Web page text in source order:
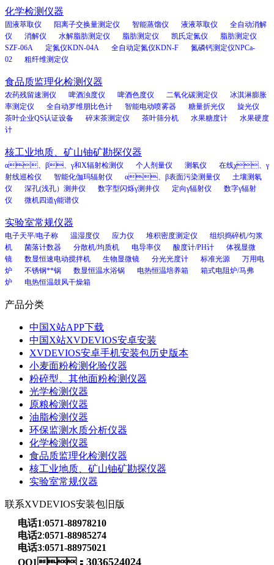
化学检测仪器
固液萃取仪 阳离子交换量测定仪 智能蒸馏仪 液液萃取仪
全自动消解
仪
消解仪 水解脂肪测定仪 脂肪测定仪 凯氏定氮仪
脂肪测定仪
SZF-06A
定氮仪KDN-04A 全自动定氮仪KDN-F
氮磷钙测定仪NPCa-
02
粗纤维测定仪
食品质监理化检测仪器
农药残留速测仪 啤酒浊度仪 啤酒色度仪 二氧化碳测定仪
冰淇淋膨胀
率测定仪
全自动罗维朋比色计 智能电动喷雾器 糖量折光仪
旋光仪
茶叶企业QS认证设备
碎末茶测定仪 茶叶筛分机 水果糖度计
水果硬度
计
核工业地质、矿山铀矿勘探仪器
α、β、γ和X辐射检测仪 个人剂量仪 测氡仪
在线χ、γ
射线巡检仪
智能化伽玛辐射仪 α、β表面污染测量仪
土壤测氡
仪
深孔(浅孔）测井仪 数字型闪烁γ测井仪 定向γ辐射仪
数字γ辐射
仪
微机四道γ能谱仪
实验室常规仪器
电子天平/电子称 温湿度仪 应力仪 堆积密度测定仪
组织捣碎机/匀浆
机
菌落计数器 分散机/均质机 电导率仪 酸度计/PH计
体视显微
镜
数显恒速电动搅拌机 生物显微镜 分光光度计 标准光源
万用电
炉
不锈钢**锅 数显恒温水浴锅 电热恒温培养箱
箱式电阻炉/马弗
炉
电热恒温鼓风干燥箱
产品分类
中国X站APP下载
中国X站XVDEVIOS安卓安装
XVDEVIOS安卓手机安装包历史版本
小麦面粉检测化验仪器
粉碎型、其他面粉检测仪器
光学检测仪器
原粮检测仪器
油脂检测仪器
环保监测水质分析仪器
化学检测仪器
食品质监理化检测仪器
核工业地质、矿山铀矿勘探仪器
实验室常规仪器
联系XVDEVIOS安装包旧版
电话1:0571-88978210
电话2:0571-88985274
电话3:0571-88975021
QQ1： 3036524024